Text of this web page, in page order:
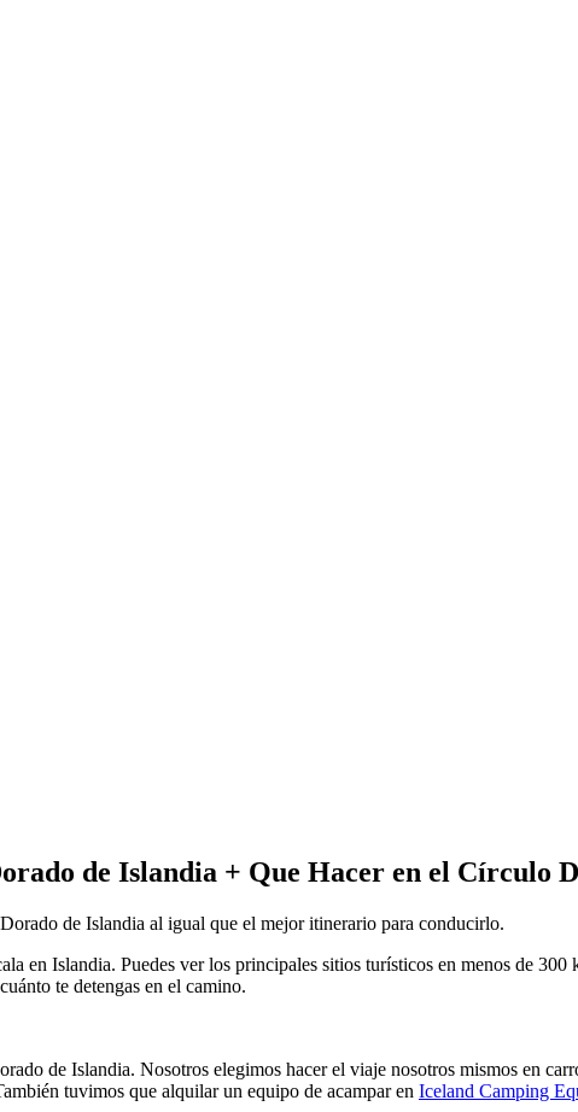
de Islandia + Que Hacer en el Círculo
de Islandia al igual que el mejor itinerario para conducirlo.
en Islandia. Puedes ver los principales sitios turísticos en menos de
te detengas en el camino.
de Islandia. Nosotros elegimos hacer el viaje nosotros mismos en
tuvimos que alquilar un equipo de acampar en Iceland Camping